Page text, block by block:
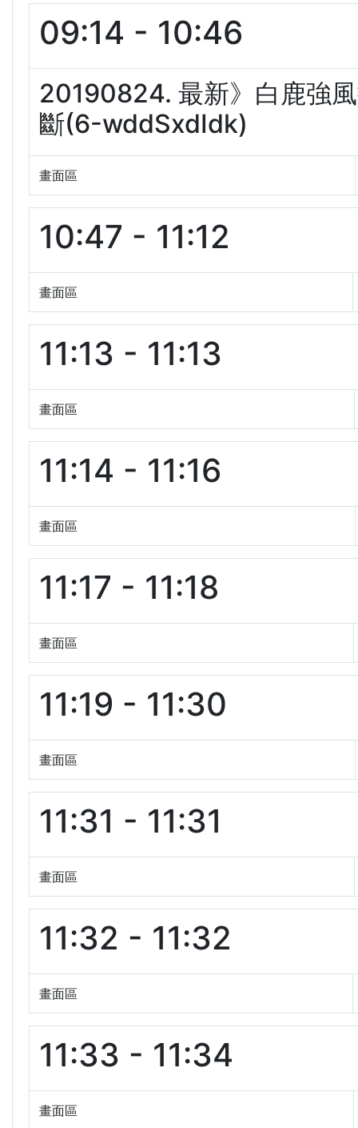
09:14 - 10:46
20190824. 最新》白鹿強
斷(6-wddSxdIdk)
畫面區
10:47 - 11:12
畫面區
11:13 - 11:13
畫面區
11:14 - 11:16
畫面區
11:17 - 11:18
畫面區
11:19 - 11:30
畫面區
11:31 - 11:31
畫面區
11:32 - 11:32
畫面區
11:33 - 11:34
畫面區